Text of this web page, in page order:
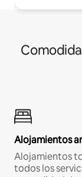
Alojamientos
Alojamientos
todos los